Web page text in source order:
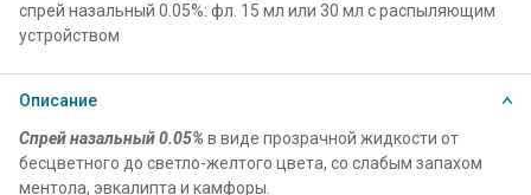
спрей назальный 0.05%: фл. 15 мл или 30 мл с распыляющим
устройством
Описание
Спрей назальный 0.05% в виде прозрачной жидкости от
бесцветного до светло-желтого цвета, со слабым запахом
ментола, эвкалипта и камфоры.